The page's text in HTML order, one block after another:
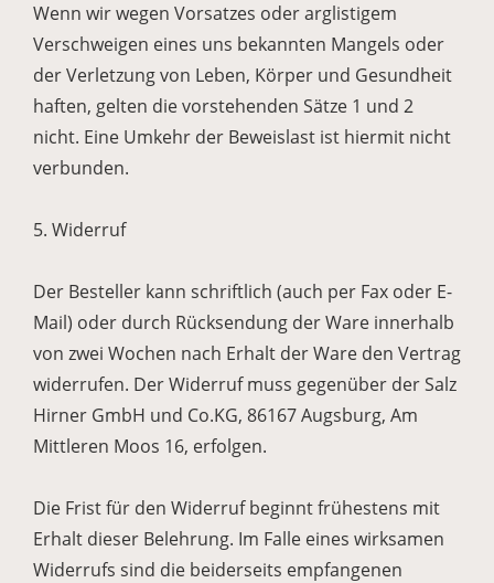
Wenn wir wegen Vorsatzes oder arglistigem
Verschweigen eines uns bekannten Mangels oder
der Verletzung von Leben, Körper und Gesundheit
haften, gelten die vorstehenden Sätze 1 und 2
nicht. Eine Umkehr der Beweislast ist hiermit nicht
verbunden.
5. Widerruf
Der Besteller kann schriftlich (auch per Fax oder E-
Mail) oder durch Rücksendung der Ware innerhalb
von zwei Wochen nach Erhalt der Ware den Vertrag
widerrufen. Der Widerruf muss gegenüber der Salz
Hirner GmbH und Co.KG, 86167 Augsburg, Am
Mittleren Moos 16, erfolgen.
Die Frist für den Widerruf beginnt frühestens mit
Erhalt dieser Belehrung. Im Falle eines wirksamen
Widerrufs sind die beiderseits empfangenen